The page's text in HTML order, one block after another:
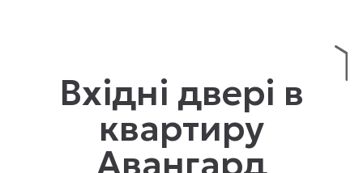
Вхідні двері в
квартиру
Авангард